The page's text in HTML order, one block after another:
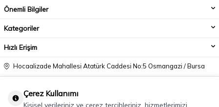
Önemli Bilgiler
Kategoriler
Hızlı Erişim
Hocaalizade Mahallesi Atatürk Caddesi No:5 Osmangazi / Bursa
info@modacadiri.com
Çerez Kullanımı
Kişisel verileriniz ve çerez tercihleriniz, hizmetlerimizi